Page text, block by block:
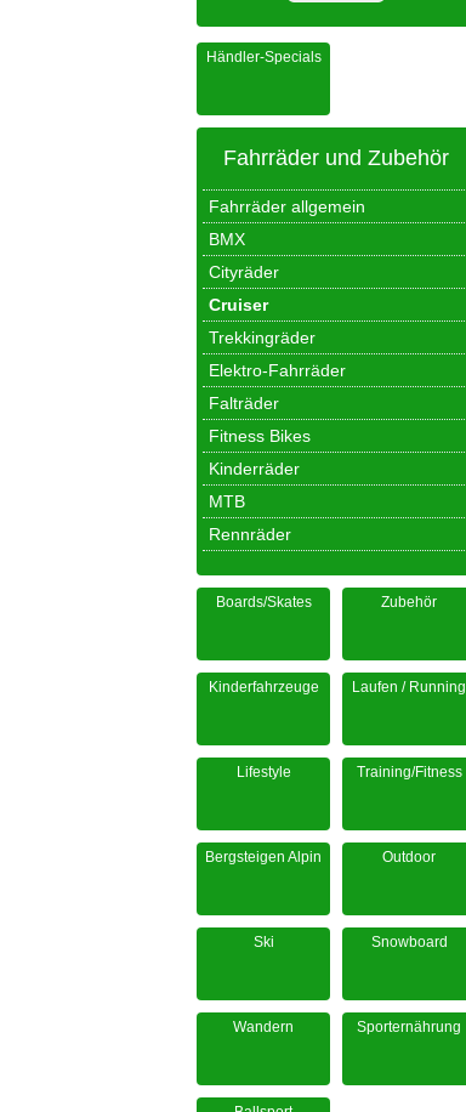
Händler-Specials
Fahrräder und Zubehör
Fahrräder allgemein
BMX
Cityräder
Cruiser
Trekkingräder
Elektro-Fahrräder
Falträder
Fitness Bikes
Kinderräder
MTB
Rennräder
Boards/Skates Zubehör
Kinderfahrzeuge Laufen / Running
Lifestyle Training/Fitness
Bergsteigen Alpin Outdoor
Ski Snowboard
Wandern Sporternährung